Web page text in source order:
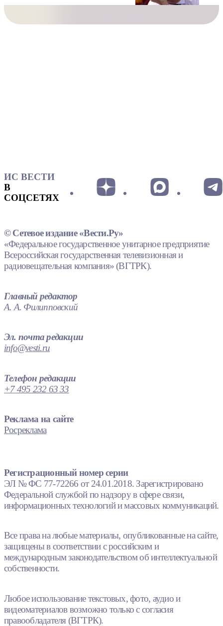
ИС ВЕСТИ
В
СОЦСЕТЯХ
© Сетевое издание «Вести.Ру»
«Федеральное государственное унитарное предприятие
Всероссийская государственная телевизионная и
радиовещательная компания» (ВГТРК).
Главный редактор
А. А. Филипповский
Эл. почта редакции
info@vesti.ru
Телефон редакции
+7 495 232 63 33
Реклама на сайте
Росреклама
Регистрационный номер серии
ЭЛ № ФС 77-72266 от 24.01.2018. Зарегистрировано
Федеральной службой по надзору в сфере связи,
информационных технологий и массовых коммуникаций.
Все права на любые материалы, опубликованные на сайте,
защищены в соответствии с российским и
международным законодательством об интеллектуальной
собственности.
Любое использование текстовых, фото, аудио и
видеоматериалов возможно только с согласия
правообладателя (ВГТРК).